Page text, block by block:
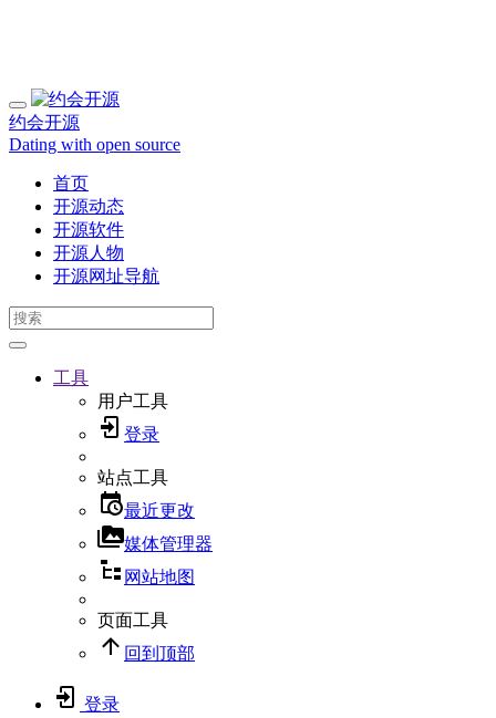
约会开源
Dating with open source
首页
开源动态
开源软件
开源人物
开源网址导航
工具
用户工具
登录
站点工具
最近更改
媒体管理器
网站地图
页面工具
回到顶部
登录